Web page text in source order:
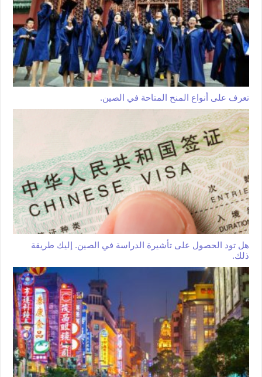
تعرف على أنواع المنح المتاحة في الصين.
هل تود الحصول على تأشيرة الدراسة في الصين. إليك طريقة
ذلك.